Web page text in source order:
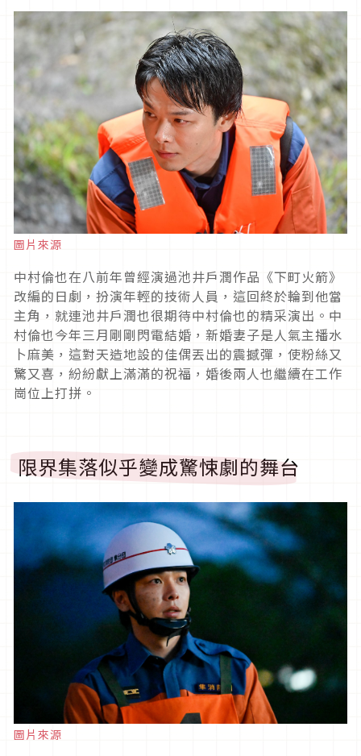
圖片來源
中村倫也在八前年曾經演過池井戶潤作品《下町火箭》
改編的日劇，扮演年輕的技術人員，這回終於輪到他當
主角，就連池井戶潤也很期待中村倫也的精采演出。中
村倫也今年三月剛剛閃電結婚，新婚妻子是人氣主播水
卜麻美，這對天造地設的佳偶丟出的震撼彈，使粉絲又
驚又喜，紛紛獻上滿滿的祝福，婚後兩人也繼續在工作
崗位上打拼。
限界集落似乎變成驚悚劇的舞台
圖片來源